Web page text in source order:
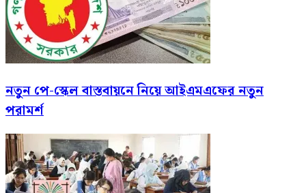
নতুন পে-স্কেল বাস্তবায়নে নিয়ে আইএমএফের নতুন
পরামর্শ